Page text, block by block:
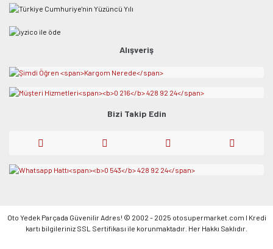
Alışveriş
Bizi Takip Edin
Oto Yedek Parçada Güvenilir Adres! © 2002 - 2025 otosupermarket.com l Kredi
kartı bilgileriniz SSL Sertifikası ile korunmaktadır. Her Hakkı Saklıdır.